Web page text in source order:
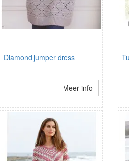
Diamond jumper dress
Meer info